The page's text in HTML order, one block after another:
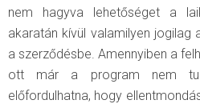
nem hagyva lehetőséget a
akaratán kívül valamilyen jogilag
a szerződésbe. Amennyiben a
ott már a program nem
előfordulhatna, hogy